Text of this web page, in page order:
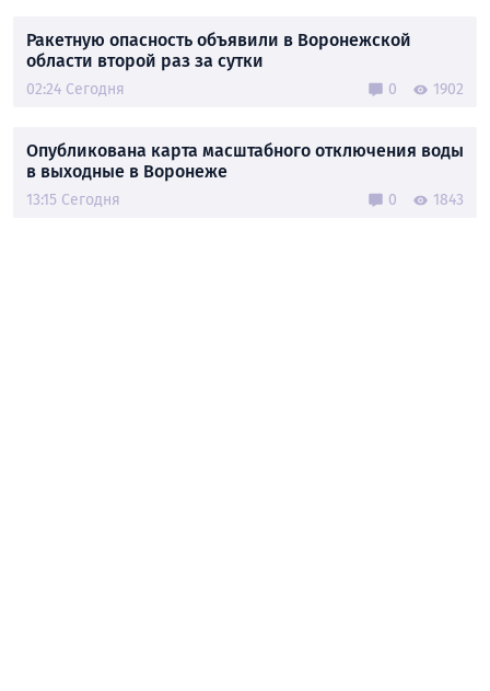
Ракетную опасность объявили в Воронежской
области второй раз за сутки
02:24 Сегодня 0 1902
Опубликована карта масштабного отключения воды
в выходные в Воронеже
13:15 Сегодня 0 1843